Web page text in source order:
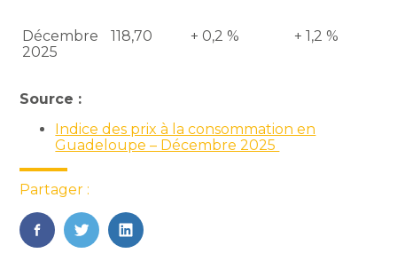
Décembre
2025
118,70 + 0,2 % + 1,2 %
Source :
Indice des prix à la consommation en
Guadeloupe – Décembre 2025
Partager :
FaceBook
TwitterLinkedIn